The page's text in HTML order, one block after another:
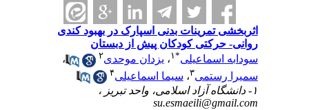
اثربخشی تمرینات بدنی اسپارک در بهبود کندی
روانی- حرکتی کودکان پیش از دبستان
سودابه اسماعیلی
۱،یزدان موحدی۲
،
سمیرا رستمی ،سیما اسماعیلی
su.esmaeili@gmail.com